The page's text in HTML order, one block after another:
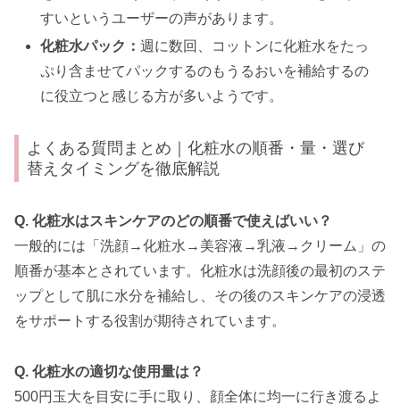
すいというユーザーの声があります。
化粧水パック：週に数回、コットンに化粧水をたっ
ぷり含ませてパックするのもうるおいを補給するの
に役立つと感じる方が多いようです。
よくある質問まとめ｜化粧水の順番・量・選び
替えタイミングを徹底解説
Q. 化粧水はスキンケアのどの順番で使えばいい？
一般的には「洗顔→化粧水→美容液→乳液→クリーム」の
順番が基本とされています。化粧水は洗顔後の最初のステ
ップとして肌に水分を補給し、その後のスキンケアの浸透
をサポートする役割が期待されています。
Q. 化粧水の適切な使用量は？
500円玉大を目安に手に取り、顔全体に均一に行き渡るよ